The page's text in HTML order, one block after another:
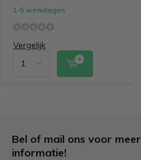
1-5 werkdagen
Vergelijk
Bel of mail ons voor meer
informatie!